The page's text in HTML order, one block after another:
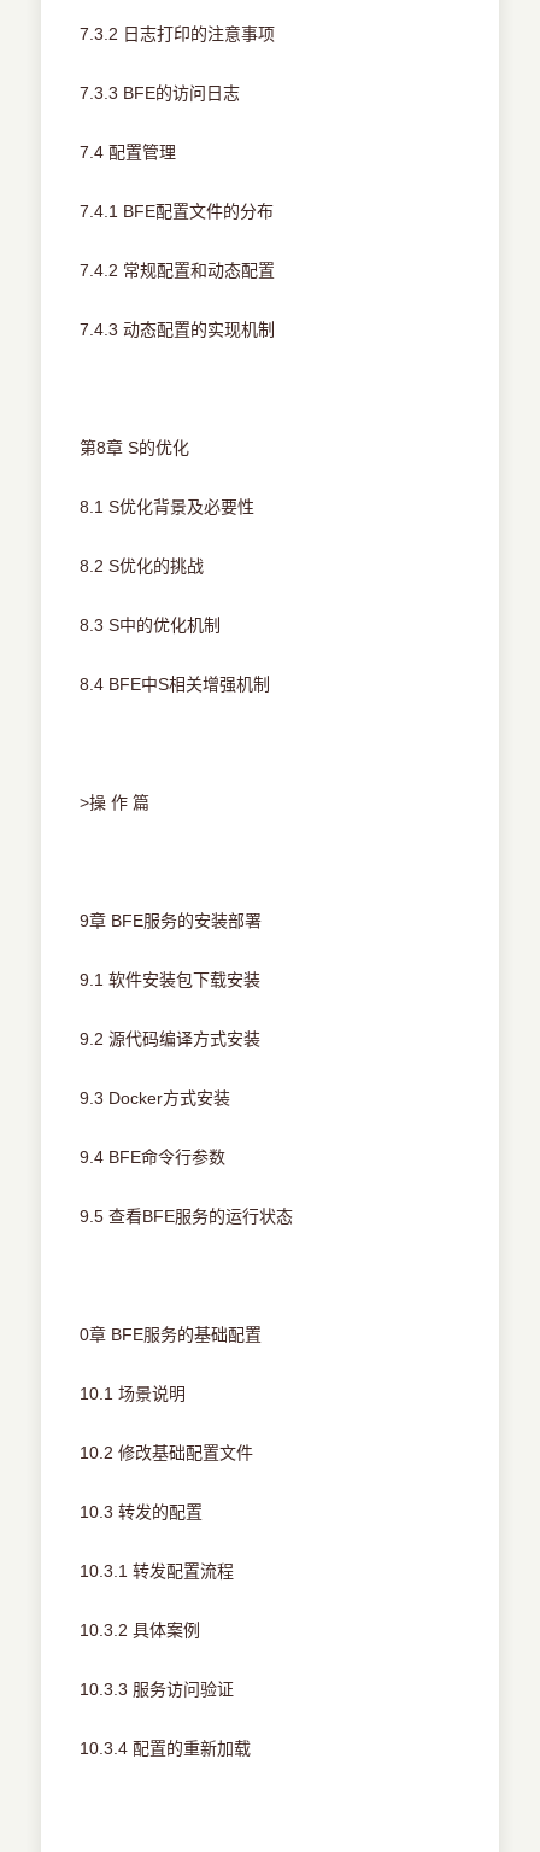
7.3.2 日志打印的注意事项
7.3.3 BFE的访问日志
7.4 配置管理
7.4.1 BFE配置文件的分布
7.4.2 常规配置和动态配置
7.4.3 动态配置的实现机制
第8章 S的优化
8.1 S优化背景及必要性
8.2 S优化的挑战
8.3 S中的优化机制
8.4 BFE中S相关增强机制
>操 作 篇
9章 BFE服务的安装部署
9.1 软件安装包下载安装
9.2 源代码编译方式安装
9.3 Docker方式安装
9.4 BFE命令行参数
9.5 查看BFE服务的运行状态
0章 BFE服务的基础配置
10.1 场景说明
10.2 修改基础配置文件
10.3 转发的配置
10.3.1 转发配置流程
10.3.2 具体案例
10.3.3 服务访问验证
10.3.4 配置的重新加载